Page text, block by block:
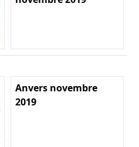
Anvers novembre
2019